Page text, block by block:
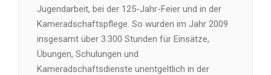
Jugendarbeit, bei der 125-Jahr-Feier und in der
Kameradschaftspflege. So wurden im Jahr 2009
insgesamt über 3.300 Stunden für Einsätze,
Übungen, Schulungen und
Kameradschaftsdienste unentgeltlich in der